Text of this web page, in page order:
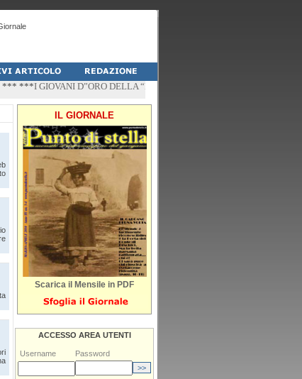
***I GIOVANI D”ORO DELLA “PALESTRA-DO” DI PESCHICI
IL GIORNALE
Scarica il Mensile in PDF
ACCESSO AREA UTENTI
Username Password